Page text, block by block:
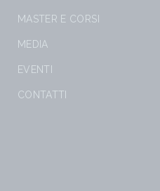
MASTER E CORSI
MEDIA
EVENTI
CONTATTI